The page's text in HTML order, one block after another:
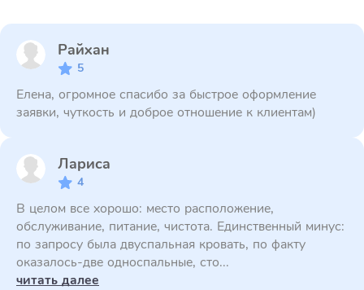
Райхан
5
Елена, огромное спасибо за быстрое оформление
заявки, чуткость и доброе отношение к клиентам)
Лариса
4
В целом все хорошо: место расположение,
обслуживание, питание, чистота. Единственный минус:
по запросу была двуспальная кровать, по факту
оказалось-две односпальные, сто...
читать далее